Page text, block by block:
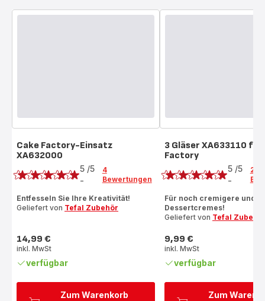
Zum Warenkorb
Cake Factory-Einsatz
XA632000
Bewertung
mit
5
5 /5
-
4
Bewertungen
Entfesseln Sie Ihre Kreativität!
Geliefert von Tefal Zubehör
Preis
14,99 €
inkl. MwSt
verfügbar
Zum
3 Gläser XA633110 für
Factory
Bewertung
mit
5
Sternen
5 /5
-
2
Für noch cremigere und
Dessertcremes!
Geliefert von Tefal
Preis
9,99 €
inkl. MwSt
verfügbar